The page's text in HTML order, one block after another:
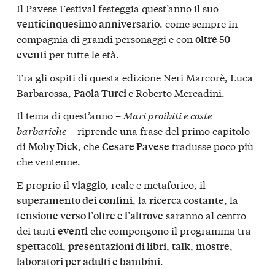
Il Pavese Festival festeggia quest’anno il suo
venticinquesimo anniversario. come sempre in
compagnia di grandi personaggi e con oltre 50
eventiper tutte le età.
Tra gli ospiti di questa edizioneNeri Marcorè, Luca
Barbarossa, Paola TurcieRoberto Mercadini.
Il tema di quest’anno –Mari proibiti e coste
barbariche– riprende una frase del primo capitolo
di Moby Dick, cheCesare Pavese tradusse poco più
che ventenne.
E proprio il viaggio, reale e metaforico, il
superamento dei confini, la ricerca costante, la
tensione verso l’oltre e l’altrove saranno al centro
dei tanti eventiche compongono il programma tra
spettacoli, presentazioni di libri, talk, mostre,
laboratori per adulti e bambini.